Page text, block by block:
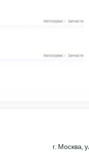
г. Москва,